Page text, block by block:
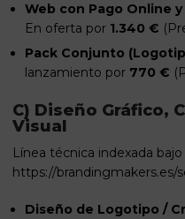
Web con Pago Online
En oferta por 1.340 €
Pack Conjunto
lanzamiento por 770 €
C) Diseño Gráfico,
Visual
Línea técnica indexada
https://brandingmakers.es/
Diseño de Logotipo /